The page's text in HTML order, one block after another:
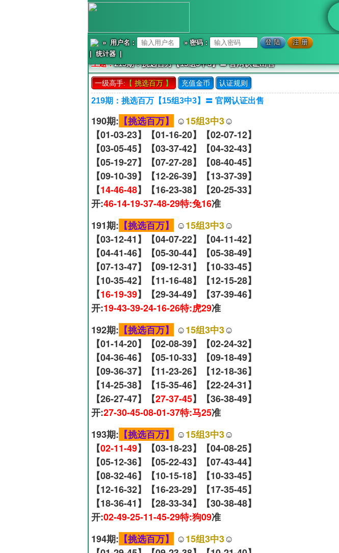
» 用户名：
» 密码：
|统计器|
主题：219期：挑选百万【15组3中3】〓 官网认证出售
一级高手:【挑选百万】 充值金币 认证规则
219期：挑选百万【15组3中3】〓 官网认证出售
190期: 【挑选百万】 ☺️15组3中3☺️
【01-03-23】【01-16-20】【02-07-12】
【03-05-45】【03-37-42】【04-32-43】
【05-19-27】【07-27-28】【08-40-45】
【09-10-39】【12-26-39】【13-37-39】
【14-46-48】【16-23-38】【20-25-33】
开:46-14-19-37-48-29特:兔16准
191期: 【挑选百万】 ☺️15组3中3☺️
【03-12-41】【04-07-22】【04-11-42】
【04-41-46】【05-30-44】【05-38-49】
【07-13-47】【09-12-31】【10-33-45】
【10-35-42】【11-16-48】【12-15-28】
【16-19-39】【29-34-49】【37-39-46】
开:19-43-39-24-16-26特:虎29准
192期: 【挑选百万】 ☺️15组3中3☺️
【01-14-20】【02-08-39】【02-24-32】
【04-36-46】【05-10-33】【09-18-49】
【09-36-37】【11-23-26】【12-18-36】
【14-25-38】【15-35-46】【22-24-31】
【26-27-47】【27-37-45】【36-38-49】
开:27-30-45-08-01-37特:马25准
193期: 【挑选百万】 ☺️15组3中3☺️
【02-11-49】【03-18-23】【04-08-25】
【05-12-36】【05-22-43】【07-43-44】
【08-32-46】【10-15-18】【10-33-45】
【12-16-32】【16-23-29】【17-35-45】
【18-36-41】【28-33-34】【30-38-48】
开:02-49-25-11-45-29特:狗09准
194期: 【挑选百万】 ☺️15组3中3☺️